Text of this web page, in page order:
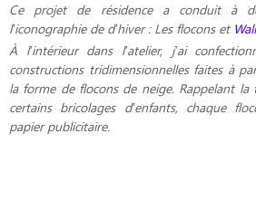
Ce projet de résidence a conduit à
l’iconographie de d’hiver : Les flocons et
À l’intérieur dans l’atelier, j’ai
constructions tridimensionnelles faites à
la forme de flocons de neige. Rappelant la
certains bricolages d’enfants, chaque
papier publicitaire.